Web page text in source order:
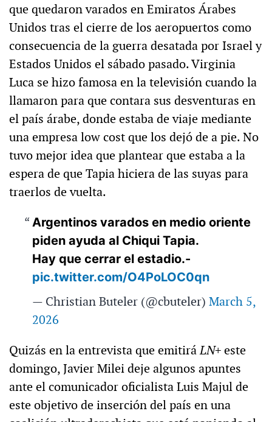
que quedaron varados en Emiratos Árabes
Unidos tras el cierre de los aeropuertos como
consecuencia de la guerra desatada por Israel y
Estados Unidos el sábado pasado. Virginia
Luca se hizo famosa en la televisión cuando la
llamaron para que contara sus desventuras en
el país árabe, donde estaba de viaje mediante
una empresa low cost que los dejó de a pie. No
tuvo mejor idea que plantear que estaba a la
espera de que Tapia hiciera de las suyas para
traerlos de vuelta.
Argentinos varados en medio oriente
piden ayuda al Chiqui Tapia.
Hay que cerrar el estadio.-
pic.twitter.com/O4PoLOC0qn
— Christian Buteler (@cbuteler) March 5,
2026
Quizás en la entrevista que emitiráLN+este
domingo, Javier Milei deje algunos apuntes
ante el comunicador oficialista Luis Majul de
este objetivo de inserción del país en una